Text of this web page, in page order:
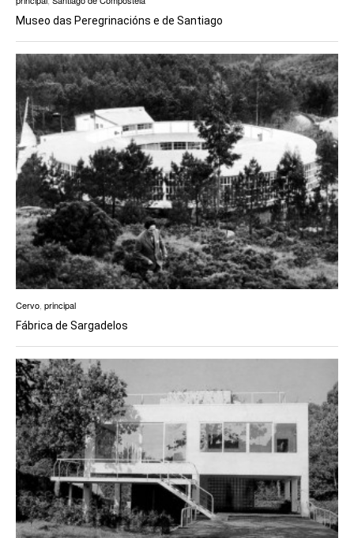
Museo das Peregrinacións e de Santiago
Cervo principal
Fábrica de Sargadelos